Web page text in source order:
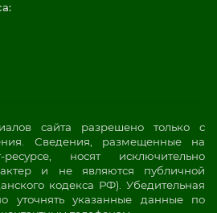
сайта разрешено только с
Сведения, размещенные на
ресурсе, носят исключительно
и не являются публичной
кодекса РФ). Убедительная
уточнять указанные данные по